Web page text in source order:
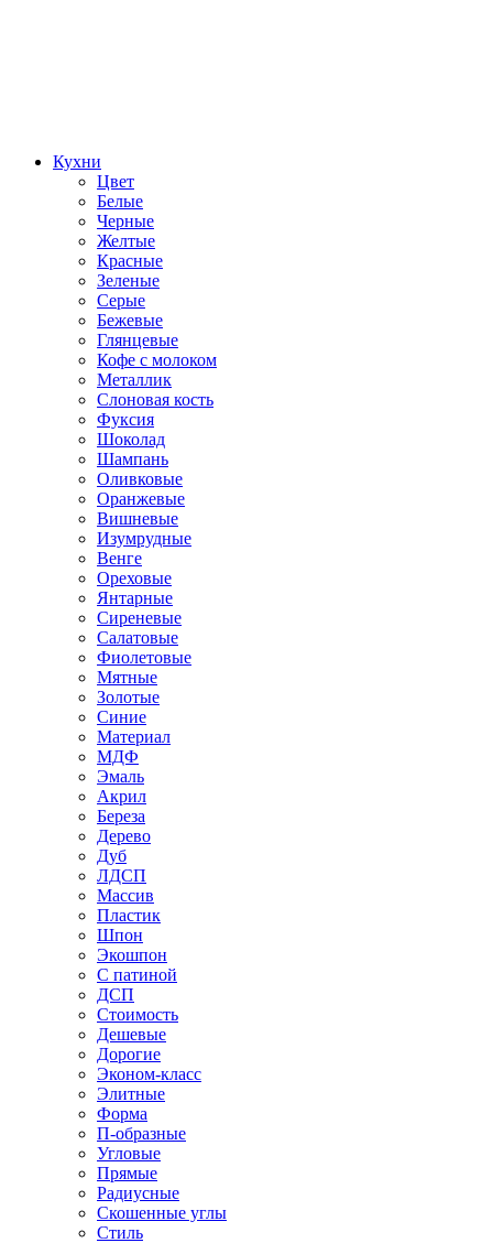
Кухни
Цвет
Белые
Черные
Желтые
Красные
Зеленые
Серые
Бежевые
Глянцевые
Кофе с молоком
Металлик
Слоновая кость
Фуксия
Шоколад
Шампань
Оливковые
Оранжевые
Вишневые
Изумрудные
Венге
Ореховые
Янтарные
Сиреневые
Салатовые
Фиолетовые
Мятные
Золотые
Синие
Материал
МДФ
Эмаль
Акрил
Береза
Дерево
Дуб
ЛДСП
Массив
Пластик
Шпон
Экошпон
С патиной
ДСП
Стоимость
Дешевые
Дорогие
Эконом-класс
Элитные
Форма
П-образные
Угловые
Прямые
Радиусные
Скошенные углы
Стиль